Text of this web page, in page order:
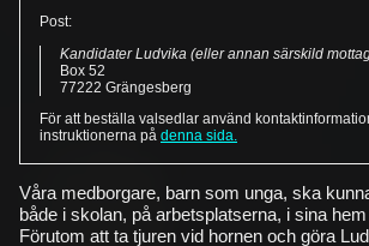
Post:
Kandidater Ludvika (eller annan särskild
Box 52
77222 Grängesberg
För att beställa valsedlar använd
instruktionerna på denna sida.
Våra medborgare, barn som unga, ska
både i skolan, på arbetsplatserna, i sina
Förutom att ta tjuren vid hornen och göra